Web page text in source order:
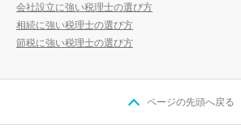
会社設立に強い税理士の選び方
相続に強い税理士の選び方
節税に強い税理士の選び方
ページの先頭へ戻る